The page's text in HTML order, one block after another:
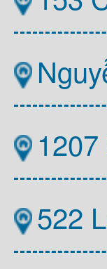
522